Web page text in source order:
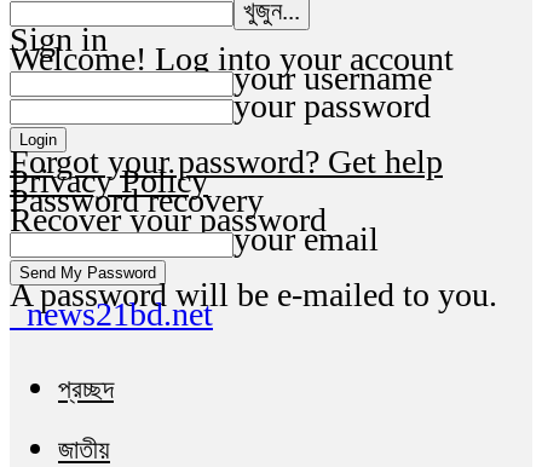
Sign in
Welcome! Log into your account
your username
your password
Forgot your password? Get help
Privacy Policy
Password recovery
Recover your password
your email
A password will be e-mailed to you.
news21bd.net
প্রচ্ছদ
জাতীয়